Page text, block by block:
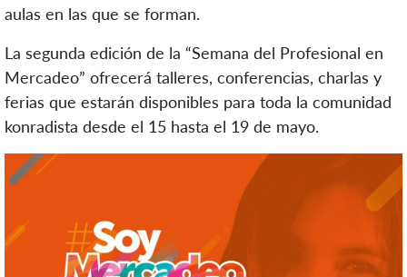
aulas en las que se forman.
La segunda edición de la “Semana del Profesional en
Mercadeo” ofrecerá talleres, conferencias, charlas y
ferias que estarán disponibles para toda la comunidad
konradista desde el 15 hasta el 19 de mayo.